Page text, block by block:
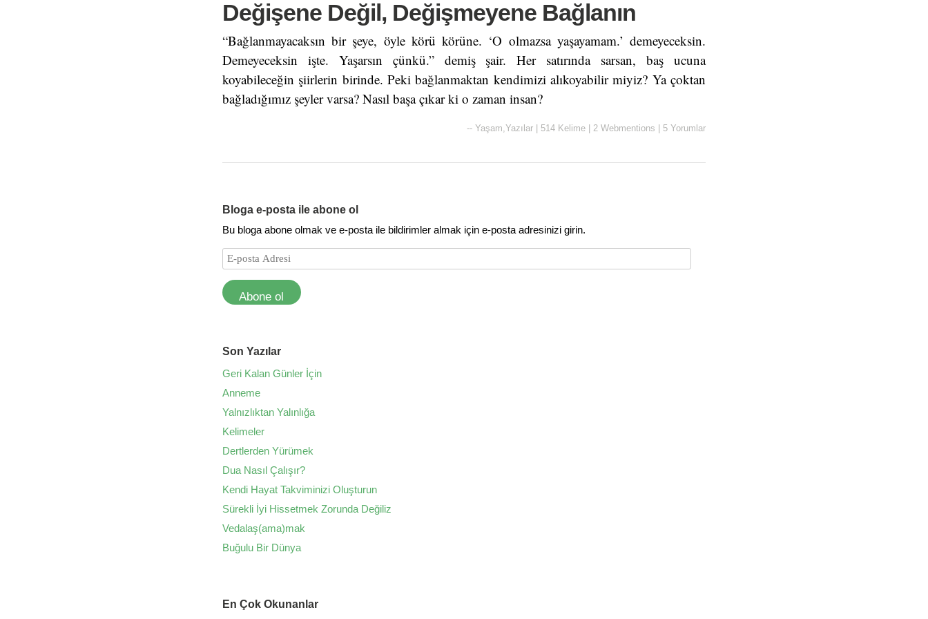
Değişene Değil, Değişmeyene Bağlanın
“Bağlanmayacaksın bir şeye, öyle körü körüne. ‘O olmazsa yaşayamam.’ demeyeceksin.
Demeyeceksin işte. Yaşarsın çünkü.” demiş şair. Her satırında sarsan, baş ucuna
koyabileceğin şiirlerin birinde. Peki bağlanmaktan kendimizi alıkoyabilir miyiz? Ya çoktan
bağladığımız şeyler varsa? Nasıl başa çıkar ki o zaman insan?
-- Yaşam,Yazılar 514 Kelime 2 Webmentions 5 Yorumlar
Bloga e-posta ile abone ol
Bu bloga abone olmak ve e-posta ile bildirimler almak için e-posta adresinizi girin.
Abone ol
Son Yazılar
Geri Kalan Günler İçin
Anneme
Yalnızlıktan Yalınlığa
Kelimeler
Dertlerden Yürümek
Dua Nasıl Çalışır?
Kendi Hayat Takviminizi Oluşturun
Sürekli İyi Hissetmek Zorunda Değiliz
Vedalaş(ama)mak
Buğulu Bir Dünya
En Çok Okunanlar